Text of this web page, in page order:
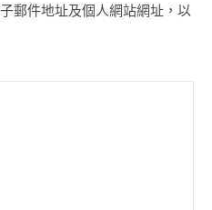
郵件地址及個人網站網址，以